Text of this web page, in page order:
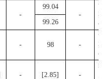
-
99.04
-
预
期
性
99.26
- 98 -
预
期
性
- [2.85] -
约